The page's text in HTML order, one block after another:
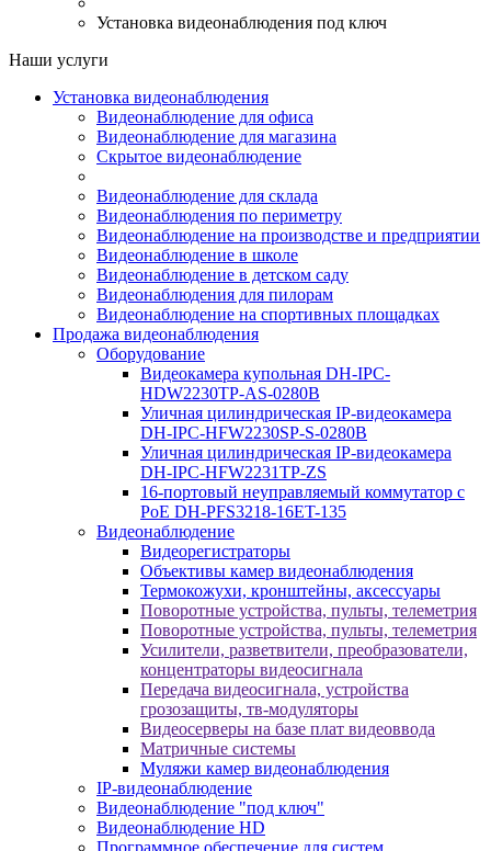
Установка видеонаблюдения под ключ
Наши услуги
Установка видеонаблюдения
Видеонаблюдение для офиса
Видеонаблюдение для магазина
Скрытое видеонаблюдение
Видеонаблюдение для склада
Видеонаблюдения по периметру
Видеонаблюдение на производстве и предприятии
Видеонаблюдение в школе
Видеонаблюдение в детском саду
Видеонаблюдения для пилорам
Видеонаблюдение на спортивных площадках
Продажа видеонаблюдения
Оборудование
Видеокамера купольная DH-IPC-
HDW2230TP-AS-0280B
Уличная цилиндрическая IP-видеокамера
DH-IPC-HFW2230SP-S-0280B
Уличная цилиндрическая IP-видеокамера
DH-IPC-HFW2231TP-ZS
16-портовый неуправляемый коммутатор с
РоЕ DH-PFS3218-16ET-135
Видеонаблюдение
Видеорегистраторы
Объективы камер видеонаблюдения
Термокожухи, кронштейны, аксессуары
Поворотные устройства, пульты, телеметрия
Поворотные устройства, пульты, телеметрия
Усилители, разветвители, преобразователи,
концентраторы видеосигнала
Передача видеосигнала, устройства
грозозащиты, тв-модуляторы
Видеосерверы на базе плат видеоввода
Матричные системы
Муляжи камер видеонаблюдения
IP-видеонаблюдение
Видеонаблюдение "под ключ"
Видеонаблюдение HD
Программное обеспечение для систем